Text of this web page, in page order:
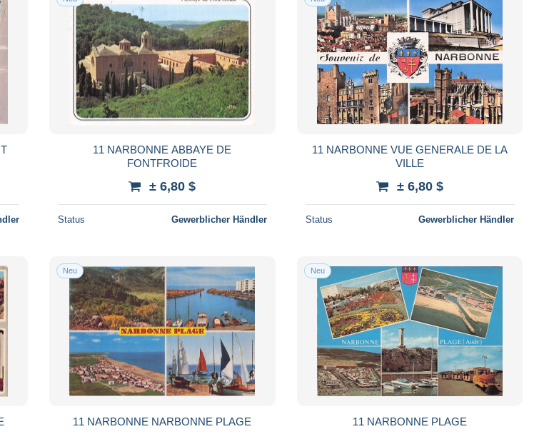
11 NARBONNE ABBAYE DE
FONTFROIDE
± 6,80 $
Status Gewerblicher Händler
11 NARBONNE VUE GENERALE DE LA
VILLE
± 6,80 $
Status Gewerblicher Händler
Neu
11 NARBONNE NARBONNE PLAGE
Neu
11 NARBONNE PLAGE